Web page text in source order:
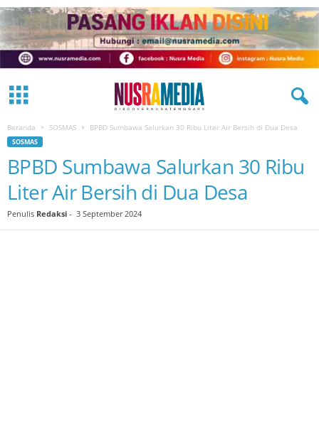
Beranda SOSMAS BPBD Sumbawa Salurkan 30 Ribu Liter Air Bersih di Dua Desa
SOSMAS
BPBD Sumbawa Salurkan 30 Ribu
Liter Air Bersih di Dua Desa
Penulis Redaksi - 3 September 2024